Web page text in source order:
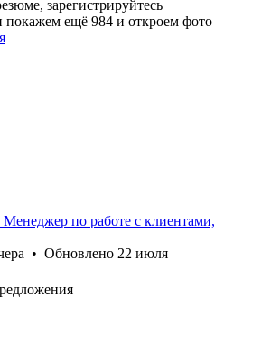
зарегистрируйтесь
покажем ещё 984 и откроем фото
по работе с клиентами,
• Обновлено 22 июля